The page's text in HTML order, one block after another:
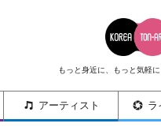
もっと身近に、もっと気軽
アーティスト ラ